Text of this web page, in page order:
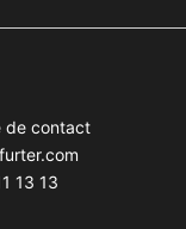
de contact
13 13